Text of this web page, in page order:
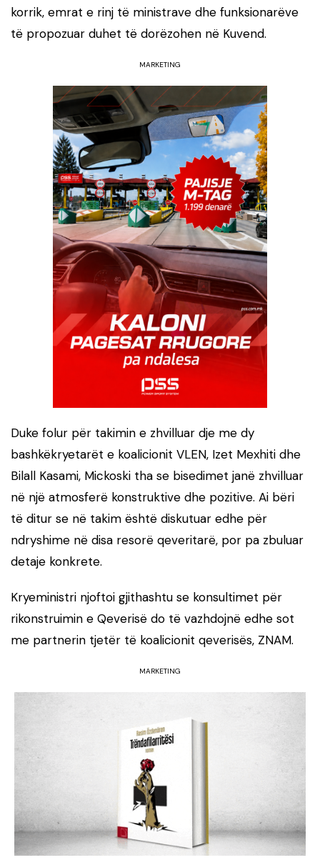
korrik, emrat e rinj të ministrave dhe funksionarëve
të propozuar duhet të dorëzohen në Kuvend.
MARKETING
Duke folur për takimin e zhvilluar dje me dy
bashkëkryetarët e koalicionit VLEN, Izet Mexhiti dhe
Bilall Kasami, Mickoski tha se bisedimet janë zhvilluar
në një atmosferë konstruktive dhe pozitive. Ai bëri
të ditur se në takim është diskutuar edhe për
ndryshime në disa resorë qeveritarë, por pa zbuluar
detaje konkrete.
Kryeministri njoftoi gjithashtu se konsultimet për
rikonstruimin e Qeverisë do të vazhdojnë edhe sot
me partnerin tjetër të koalicionit qeverisës, ZNAM.
MARKETING